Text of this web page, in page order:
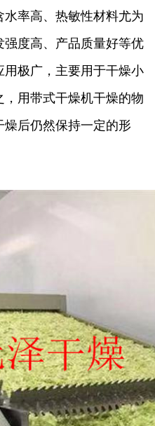
率高、热敏性材料尤为
度高、产品质量好等优
极广，主要用于干燥小
用带式干燥机干燥的物
后仍然保持一定的形